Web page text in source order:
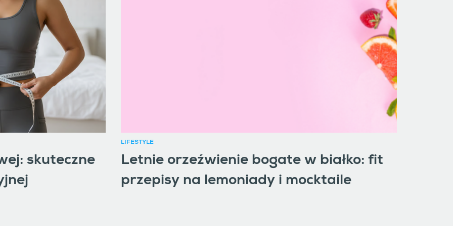
skuteczne
LIFESTYLE
Letnie orzeźwienie bogate w białko: fit
przepisy na lemoniady i mocktaile